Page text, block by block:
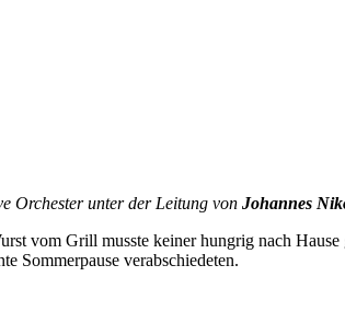
Orchester unter der Leitung von Johannes
vom Grill musste keiner hungrig nach
Sommerpause verabschiedeten.